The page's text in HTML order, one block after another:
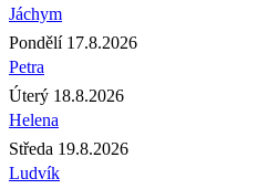
Jáchym
Pondělí 17.8.2026
Petra
Úterý 18.8.2026
Helena
Středa 19.8.2026
Ludvík